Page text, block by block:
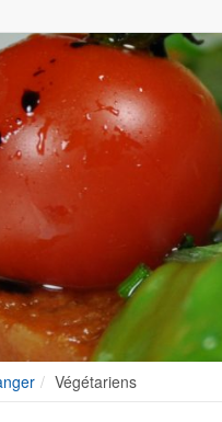
Végétariens